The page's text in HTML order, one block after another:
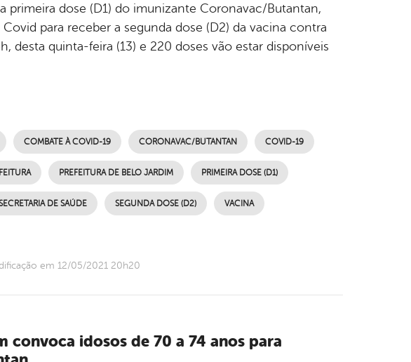
primeira dose (D1) do imunizante Coronavac/Butantan,
para receber a segunda dose (D2) da vacina contra
desta quinta-feira (13) e 220 doses vão estar disponíveis
COMBATE À COVID-19 CORONAVAC/BUTANTAN COVID-19
PREFEITURA DE BELO JARDIM PRIMEIRA DOSE (D1)
DE SAÚDE SEGUNDA DOSE (D2) VACINA
em 12/05/2021 20h20
convoca idosos de 70 a 74 anos para